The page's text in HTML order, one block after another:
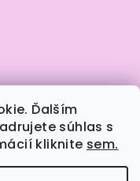
Ďalším
súhlas s
kliknite sem.